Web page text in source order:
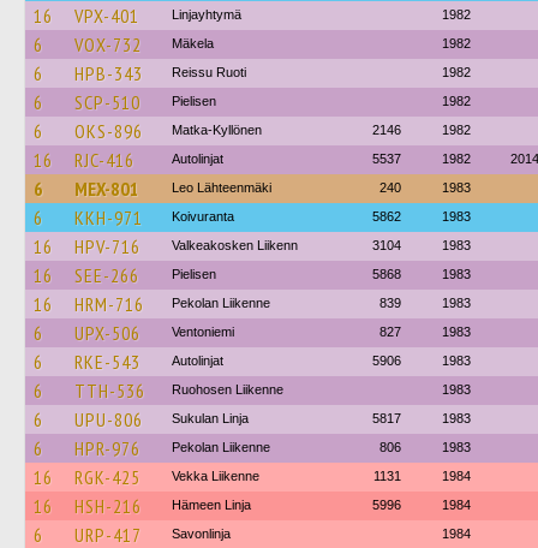
16 VPX-401 Linjayhtymä 1982
6 VOX-732 Mäkela 1982
6 HPB-343 Reissu Ruoti 1982
6 SCP-510 Pielisen 1982
6 OKS-896 Matka-Kyllönen 2146 1982
16 RJC-416 Autolinjat 5537 1982 2014
6 MEX-801 Leo Lähteenmäki 240 1983
6 KKH-971 Koivuranta 5862 1983
16 HPV-716 Valkeakosken Liikenn 3104 1983
16 SEE-266 Pielisen 5868 1983
16 HRM-716 Pekolan Liikenne 839 1983
6 UPX-506 Ventoniemi 827 1983
6 RKE-543 Autolinjat 5906 1983
6 TTH-536 Ruohosen Liikenne 1983
6 UPU-806 Sukulan Linja 5817 1983
6 HPR-976 Pekolan Liikenne 806 1983
16 RGK-425 Vekka Liikenne 1131 1984
16 HSH-216 Hämeen Linja 5996 1984
6 URP-417 Savonlinja 1984